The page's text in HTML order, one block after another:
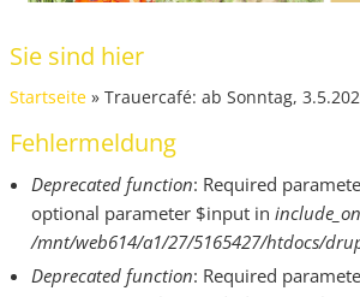
Sie sind hier
Startseite» Trauercafé: ab Sonntag,
Fehlermeldung
Deprecated function: Required
optional parameter $input in
/mnt/web614/a1/27/5165427/htdocs/
Deprecated function: Required